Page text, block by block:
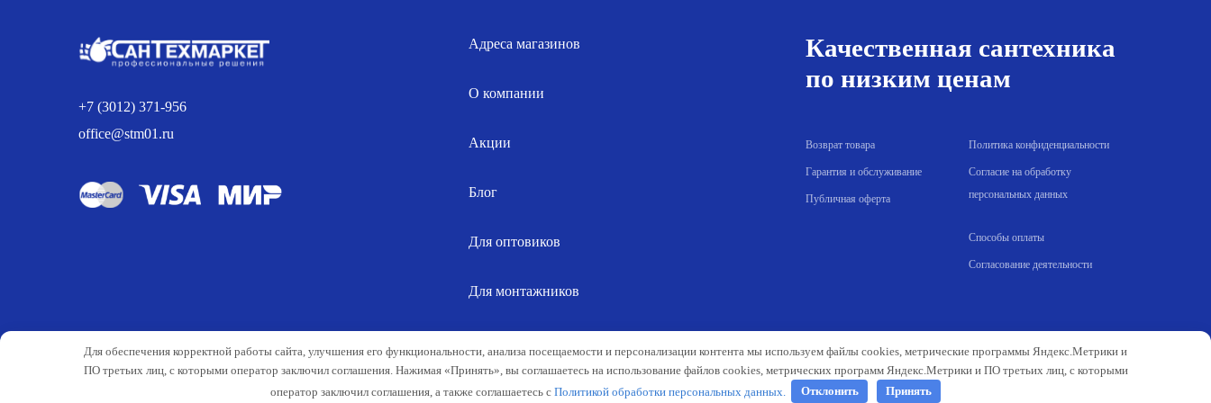
+7 (3012) 371-956
office@stm01.ru
Адреса магазинов
О компании
Акции
Блог
Для оптовиков
Для монтажников
Качественная сантехника
по низким ценам
Возврат товара
Гарантия и обслуживание
Публичная оферта
Политика конфиденциальности
Согласие на обработку
персональных данных
Способы оплаты
Согласование деятельности
Для обеспечения корректной работы сайта, улучшения его функциональности, анализа посещаемости и персонализации контента мы используем файлы cookies, метрические программы Яндекс.Метрики и
ПО третьих лиц, с которыми оператор заключил соглашения. Нажимая «Принять», вы соглашаетесь на использование файлов cookies, метрических программ Яндекс.Метрики и ПО третьих лиц, с которыми
оператор заключил соглашения, а также соглашаетесь с Политикой обработки персональных данных. Отклонить Принять